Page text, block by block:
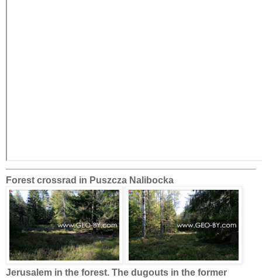
Forest crossrad in Puszcza Nalibocka
Jerusalem in the forest. The dugouts in the former